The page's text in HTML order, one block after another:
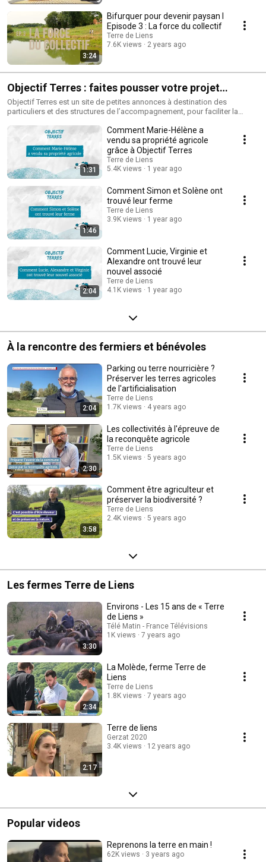
3:24
Bifurquer pour devenir paysan I
Episode 3 : La force du collectif
Terre de Liens
7.6K views
2 years ago
Objectif Terres : faites pousser votre projet
agricole
Objectif Terres est un site de petites annonces à destination des
particuliers et des structures de l’accompagnement, pour faciliter la
l’installation de nouveaux paysan·nes en bio.
1:31
Comment Marie-Hélène a
vendu sa propriété agricole
grâce à Objectif Terres
Terre de Liens
5.4K views
1 year ago
1:46
Comment Simon et Solène ont
trouvé leur ferme
Terre de Liens
3.9K views
1 year ago
2:04
Comment Lucie, Virginie et
Alexandre ont trouvé leur
nouvel associé
Terre de Liens
4.1K views
1 year ago
À la rencontre des fermiers et bénévoles
2:04
Parking ou terre nourricière ?
Préserver les terres agricoles
de l'artificialisation
Terre de Liens
1.7K views
4 years ago
2:30
Les collectivités à l'épreuve de
la reconquête agricole
Terre de Liens
1.5K views
5 years ago
3:58
Comment être agriculteur et
préserver la biodiversité ?
Terre de Liens
2.4K views
5 years ago
Les fermes Terre de Liens
3:30
Environs - Les 15 ans de « Terre
de Liens »
Télé Matin - France Télévisions
1K views
7 years ago
2:34
La Molède, ferme Terre de
Liens
Terre de Liens
1.8K views
7 years ago
2:17
Terre de liens
Gerzat 2020
3.4K views
12 years ago
Popular videos
Reprenons la terre en main !
62K views 3 years ago